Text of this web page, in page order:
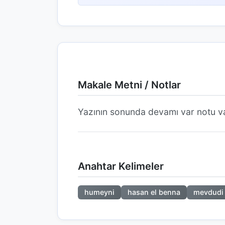
Makale Metni / Notlar
Yazının sonunda devamı var notu
Anahtar Kelimeler
humeyni hasan el benna mevdudi